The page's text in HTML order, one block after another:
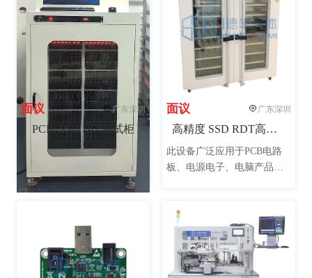
面议 广东深圳
PCIE SSD BIT测试柜
面议 广东深圳
高精度 SSD RDT高温测试柜
此设备广泛应用于PCB电路
板、电源电子、电脑产品、
橡塑轮胎、太阳能逆变器等
领域产品的模拟在高温环境
下的老化筛选试验